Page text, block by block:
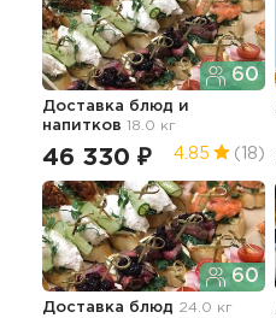
60
Доставка блюд и
напитков
18.0 кг
46 330 ₽ 4.85 (18)
60
Доставка блюд 24.0 кг